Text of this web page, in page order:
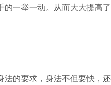
一举一动。从而大大提高
的要求，身法不但要快，